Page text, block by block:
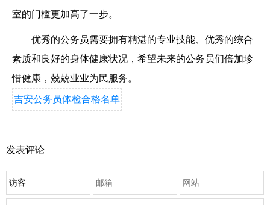
室的门槛更加高了一步。
优秀的公务员需要拥有精湛的专业技能、优秀的综合
素质和良好的身体健康状况，希望未来的公务员们倍加珍
惜健康，兢兢业业为民服务。
吉安公务员体检合格名单
发表评论